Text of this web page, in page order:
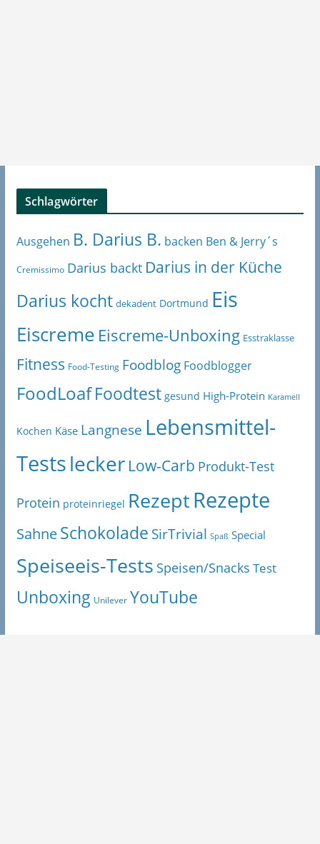
Schlagwörter
Ausgehen B. Darius B. backen Ben & Jerry´s
Cremissimo Darius backt Darius in der Küche
Darius kocht dekadent Dortmund Eis
Eiscreme Eiscreme-Unboxing Esstraklasse
Fitness Food-Testing Foodblog Foodblogger
FoodLoaf Foodtest gesund High-Protein Karamell
Kochen Käse Langnese Lebensmittel-
Testslecker Low-Carb Produkt-Test
Protein proteinriegel RezeptRezepte
SahneSchokolade SirTrivial Spaß Special
Speiseeis-Tests Speisen/Snacks Test
Unboxing Unilever YouTube